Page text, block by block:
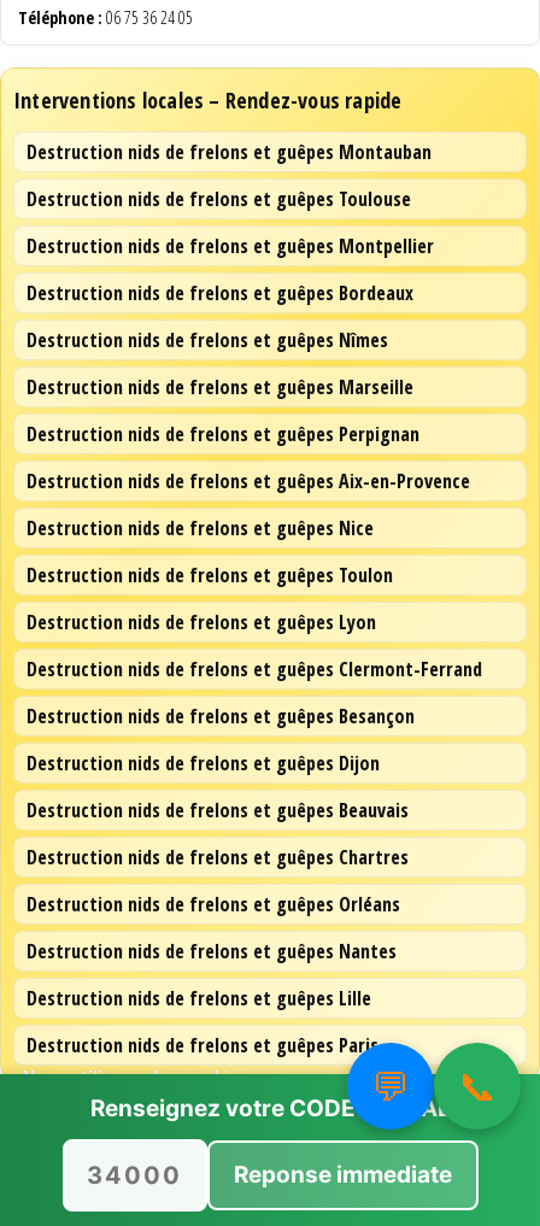
Nous utilisons des cookies pour vous offrir la meilleure
expérience sur notre site.
Vous pouvez en savoir plus sur les cookies que nous
utilisons ou les désactiver dansparamètres.
Accepter Rejeter
Téléphone : 06 75 36 24 05
Interventions locales – Rendez-vous rapide
Destruction nids de frelons et guêpes Montauban
Destruction nids de frelons et guêpes Toulouse
Destruction nids de frelons et guêpes Montpellier
Destruction nids de frelons et guêpes Bordeaux
Destruction nids de frelons et guêpes Nîmes
Destruction nids de frelons et guêpes Marseille
Destruction nids de frelons et guêpes Perpignan
Destruction nids de frelons et guêpes Aix-en-Provence
Destruction nids de frelons et guêpes Nice
Destruction nids de frelons et guêpes Toulon
Destruction nids de frelons et guêpes Lyon
Destruction nids de frelons et guêpes Clermont-Ferrand
Destruction nids de frelons et guêpes Besançon
Destruction nids de frelons et guêpes Dijon
Destruction nids de frelons et guêpes Beauvais
Destruction nids de frelons et guêpes Chartres
Destruction nids de frelons et guêpes Orléans
Destruction nids de frelons et guêpes Nantes
Destruction nids de frelons et guêpes Lille
Destruction nids de frelons et guêpes Paris
💬 📞
Renseignez votre CODE POSTAL
Reponse immediate